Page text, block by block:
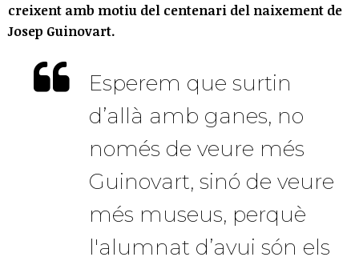
creixent amb motiu del centenari del naixement de
Josep Guinovart.
Esperem que surtin
d’allà amb ganes, no
només de veure més
Guinovart, sinó de veure
més museus, perquè
l'alumnat d’avui són els